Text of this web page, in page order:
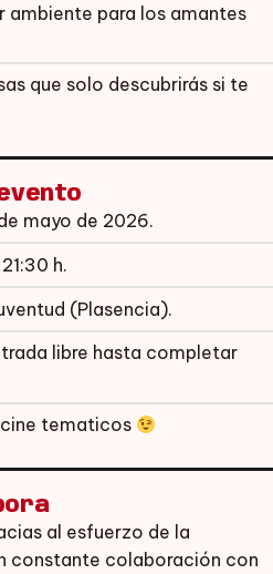
ambiente para los amantes
que solo descubrirás si te
mayo de 2026.
h.
(Plasencia).
libre hasta completar
tematicos
al esfuerzo de la
constante colaboración con